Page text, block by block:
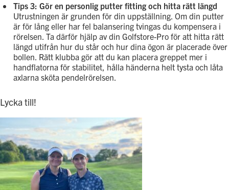
Tips 3: Gör en personlig putter fitting och hitta rätt längd
Utrustningen är grunden för din uppställning. Om din putter
är för lång eller har fel balansering tvingas du kompensera i
rörelsen. Ta därför hjälp av din Golfstore-Pro för att hitta rätt
längd utifrån hur du står och hur dina ögon är placerade över
bollen. Rätt klubba gör att du kan placera greppet mer i
handflatorna för stabilitet, hålla händerna helt tysta och låta
axlarna sköta pendelrörelsen.
Lycka till!